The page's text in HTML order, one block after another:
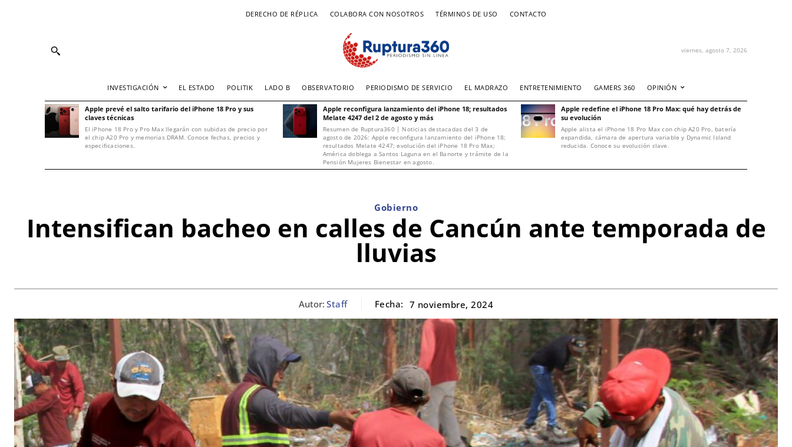
DERECHO DE RÉPLICA COLABORA CON NOSOTROS TÉRMINOS DE USO CONTACTO
viernes, agosto 7, 2026
INVESTIGACIÓN EL ESTADO POLITIK LADO B OBSERVATORIO PERIODISMO DE SERVICIO EL MADRAZO ENTRETENIMIENTO GAMERS 360 OPINIÓN
Apple prevé el salto tarifario del iPhone 18 Pro y sus
claves técnicas
El iPhone 18 Pro y Pro Max llegarán con subidas de precio por
el chip A20 Pro y memorias DRAM. Conoce fechas, precios y
especificaciones.
Apple reconfigura lanzamiento del iPhone 18; resultados
Melate 4247 del 2 de agosto y más
Resumen de Ruptura360 | Noticias destacadas del 3 de
agosto de 2026: Apple reconfigura lanzamiento del iPhone 18;
resultados Melate 4247; evolución del iPhone 18 Pro Max;
América doblega a Santos Laguna en el Banorte y trámite de la
Pensión Mujeres Bienestar en agosto.
Apple redefine el iPhone 18 Pro Max: qué hay detrás de
su evolución
Apple alista el iPhone 18 Pro Max con chip A20 Pro, batería
expandida, cámara de apertura variable y Dynamic Island
reducida. Conoce su evolución clave.
Gobierno
Intensifican bacheo en calles de Cancún ante temporada de
lluvias
Autor: Staff Fecha: 7 noviembre, 2024